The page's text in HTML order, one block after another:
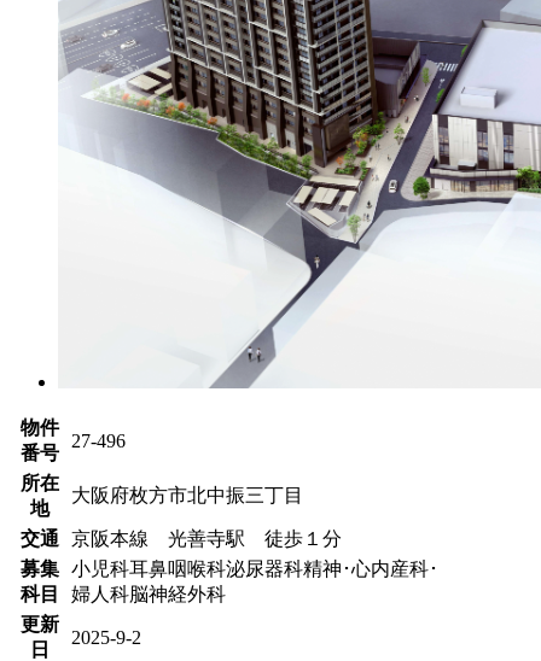
物件
番号
27-496
所在
地
大阪府枚方市北中振三丁目
交通
京阪本線 光善寺駅 徒歩１分
募集
科目
小児科耳鼻咽喉科泌尿器科精神･心内産科･
婦人科脳神経外科
更新
日
2025-9-2